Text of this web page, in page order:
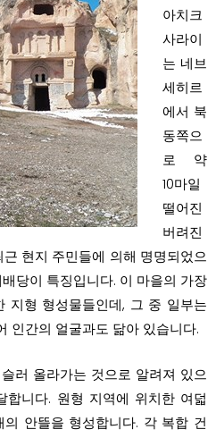
아치크
사라이
는 네브
세히르
에서 북
동쪽으
로 약
10마일
떨어진
버려진
현지 주민들에 의해 명명되었으
당이 특징입니다. 이 마을의 가장
지형 형성물들인데, 그 중 일부는
인간의 얼굴과도 닮아 있습니다.
슬러 올라가는 것으로 알려져 있으
합니다. 원형 지역에 위치한 여덟
안뜰을 형성합니다. 각 복합 건